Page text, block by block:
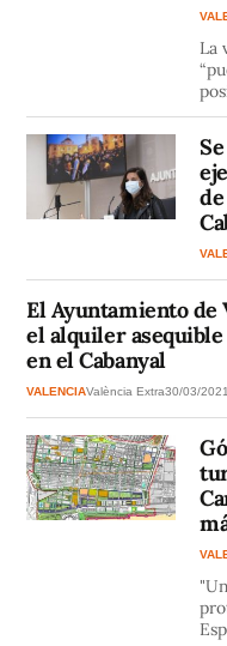
La
El Ayuntamiento de
el alquiler
en el Cabanyal
VALENCIAValència Extra30/03/2021